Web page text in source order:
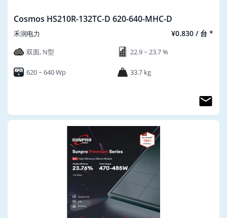
Cosmos HS210R-132TC-D 620-640-MHC-D
禾润电力 ¥0.830 / 台 *
双面, N型 22.9 ~ 23.7 %
620 ~ 640 Wp 33.7 kg